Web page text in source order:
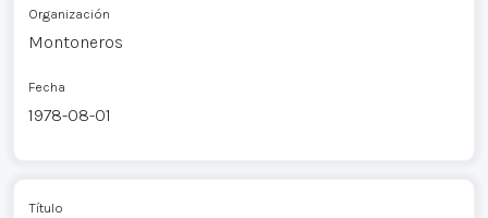
Organización
Montoneros
Fecha
1978-08-01
Título